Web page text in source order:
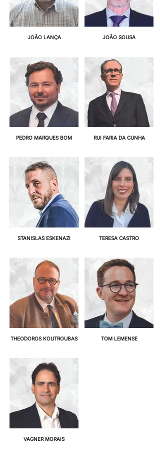
JOÃO LANÇA JOÃO SOUSA
PEDRO MARQUES BOM RUI FARIA DA CUNHA
STANISLAS ESKENAZI TERESA CASTRO
THEODOROS KOUTROUBAS TOM LEMENSE
VAGNER MORAIS